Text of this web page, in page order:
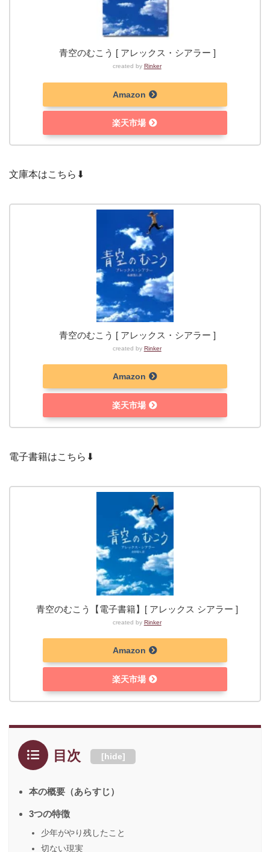
青空のむこう [ アレックス・シアラー ]
created by Rinker
Amazon
楽天市場
文庫本はこちら⬇︎
青空のむこう [ アレックス・シアラー ]
created by Rinker
Amazon
楽天市場
電子書籍はこちら⬇︎
青空のむこう【電子書籍】[ アレックス シアラー ]
created by Rinker
Amazon
楽天市場
目次 [hide]
本の概要（あらすじ）
3つの特徴
少年がやり残したこと
切ない現実